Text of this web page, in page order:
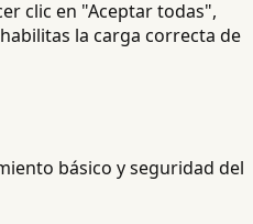
clic en "Aceptar todas",
la carga correcta de
básico y seguridad del